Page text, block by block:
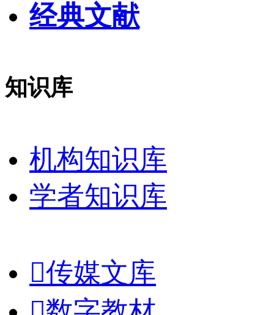
经典文献
知识库
机构知识库
学者知识库
传媒文库